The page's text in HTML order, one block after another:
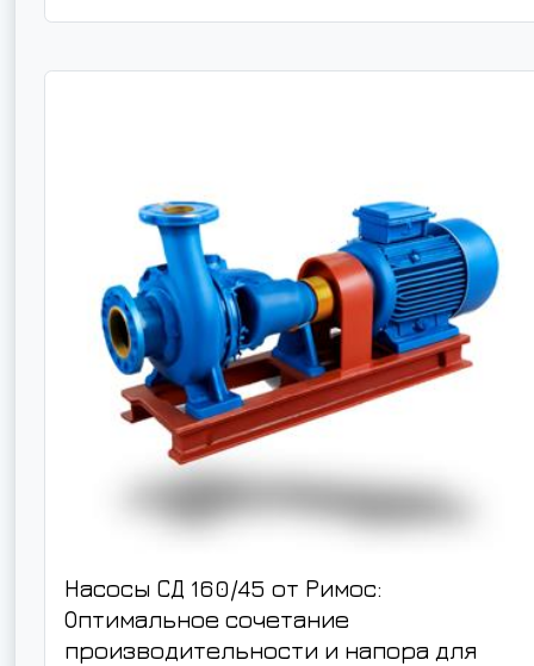
Насосы СД 160/45 от Римос:
Оптимальное сочетание
производительности и напора для